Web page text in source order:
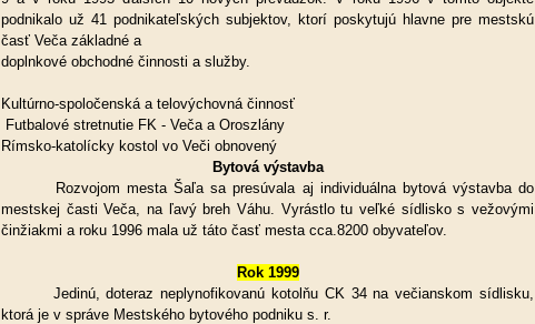
podnikalo už 41 podnikateľských subjektov, ktorí poskytujú hlavne pre mestskú
časť Veča základné a
doplnkové obchodné činnosti a služby.
Kultúrno-spoločenská a telovýchovná činnosť
Futbalové stretnutie FK - Veča a Oroszlány
Rímsko-katolícky kostol vo Veči obnovený
Bytová výstavba
Rozvojom mesta Šaľa sa presúvala aj individuálna bytová výstavba do
mestskej časti Veča, na ľavý breh Váhu. Vyrástlo tu veľké sídlisko s vežovými
činžiakmi a roku 1996 mala už táto časť mesta cca.8200 obyvateľov.
Rok 1999
Jedinú, doteraz neplynofikovanú kotolňu CK 34 na večianskom sídlisku,
ktorá je v správe Mestského bytového podniku s. r.